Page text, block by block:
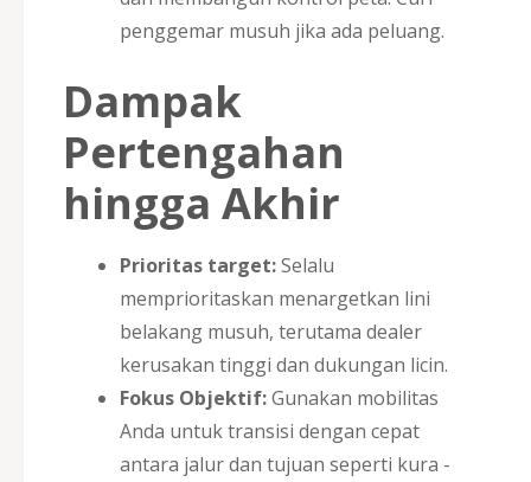
penggemar musuh jika ada peluang.
Dampak
Pertengahan
hingga Akhir
Prioritas target:Selalu
memprioritaskan menargetkan lini
belakang musuh, terutama dealer
kerusakan tinggi dan dukungan licin.
Fokus Objektif:Gunakan mobilitas
Anda untuk transisi dengan cepat
antara jalur dan tujuan seperti kura -